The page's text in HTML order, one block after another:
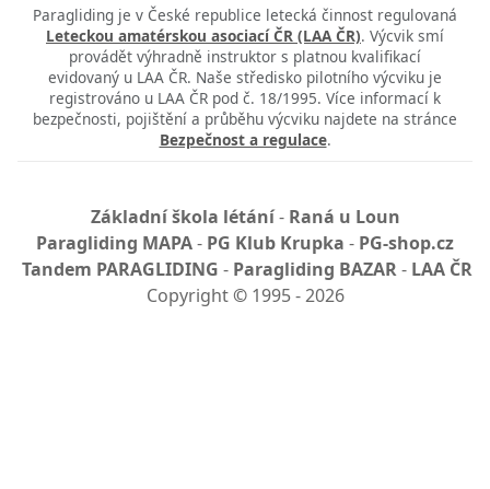
Paragliding je v České republice letecká činnost regulovaná
Leteckou amatérskou asociací ČR (LAA ČR). Výcvik smí
provádět výhradně instruktor s platnou kvalifikací
evidovaný u LAA ČR. Naše středisko pilotního výcviku je
registrováno u LAA ČR pod č. 18/1995. Více informací k
bezpečnosti, pojištění a průběhu výcviku najdete na stránce
Bezpečnost a regulace.
Základní škola létání- Raná u Loun
Paragliding MAPA- PG Klub Krupka - PG-shop.cz
Tandem PARAGLIDING - Paragliding BAZAR- LAA ČR
Copyright©1995 - 2026